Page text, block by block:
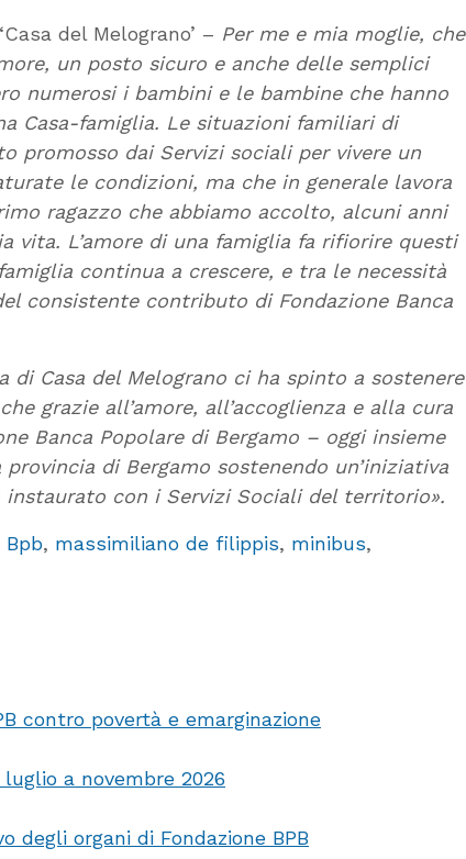
del Melograno’ – Per me e mia moglie, che
un posto sicuro e anche delle semplici
numerosi i bambini e le bambine che hanno
Casa-famiglia. Le situazioni familiari di
promosso dai Servizi sociali per vivere un
le condizioni, ma che in generale lavora
ragazzo che abbiamo accolto, alcuni anni
vita. L’amore di una famiglia fa rifiorire questi
continua a crescere, e tra le necessità
consistente contributo di Fondazione Banca
Casa del Melograno ci ha spinto a sostenere
grazie all’amore, all’accoglienza e alla cura
Banca Popolare di Bergamo – oggi insieme
di Bergamo sostenendo un’iniziativa
instaurato con i Servizi Sociali del territorio».
Bpb, massimiliano de filippis, minibus,
contro povertà e emarginazione
a novembre 2026
organi di Fondazione BPB